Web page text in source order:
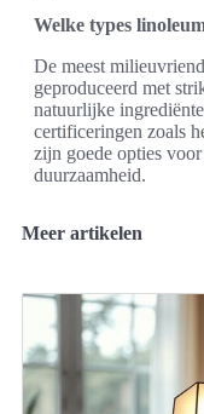
Welke types
De meest
geproduceerd met
natuurlijke
certificeringen zoals
zijn goede opties
duurzaamheid.
Meer artikelen